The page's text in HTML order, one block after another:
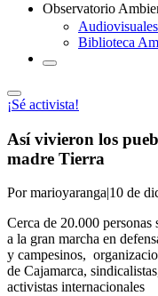
Observatorio
Audiovisuales
Biblioteca
¡Sé activista!
Así vivieron los
madre Tierra
Por marioyaranga|10 de
Cerca de 20.000
a la gran marcha en
y campesinos,
de Cajamarca,
activistas internacionales